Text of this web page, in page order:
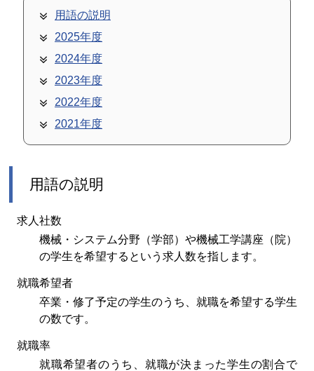
用語の説明
2025年度
2024年度
2023年度
2022年度
2021年度
用語の説明
求人社数
機械・システム分野（学部）や機械工学講座（院）
の学生を希望するという求人数を指します。
就職希望者
卒業・修了予定の学生のうち、就職を希望する学生
の数です。
就職率
就職希望者のうち、就職が決まった学生の割合で